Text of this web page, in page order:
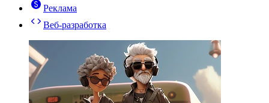
Реклама
Веб-разработка